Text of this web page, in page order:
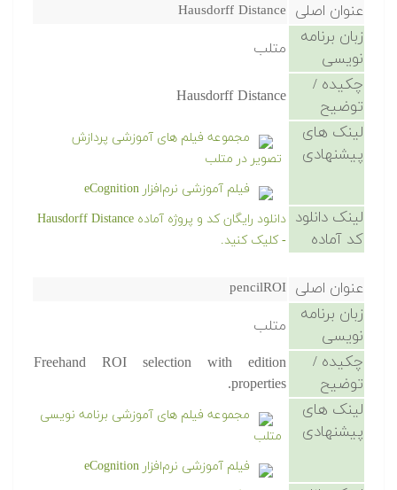
عنوان اصلی Hausdorff Distance
زبان برنامه
نویسی
متلب
چکیده /
توضیح
Hausdorff Distance
لینک های
پیشنهادی
مجموعه فیلم های آموزشی پردازش
تصویر در متلب
فیلم آموزشی نرم‌افزار eCognition
لینک دانلود
کد آماده
دانلود رایگان کد و پروژه آماده Hausdorff Distance
- کلیک کنید.
عنوان اصلی pencilROI
زبان برنامه
نویسی
متلب
چکیده /
توضیح
Freehand ROI selection with edition
properties.
لینک های
پیشنهادی
مجموعه فیلم های آموزشی برنامه نویسی
متلب
فیلم آموزشی نرم‌افزار eCognition